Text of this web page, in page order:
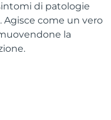
di patologie
Agisce come un vero
la